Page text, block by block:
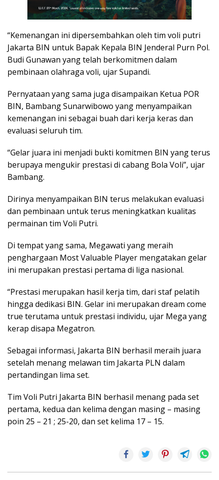
“Kemenangan ini dipersembahkan oleh tim voli putri
Jakarta BIN untuk Bapak Kepala BIN Jenderal Purn Pol.
Budi Gunawan yang telah berkomitmen dalam
pembinaan olahraga voli, ujar Supandi.
Pernyataan yang sama juga disampaikan Ketua POR
BIN, Bambang Sunarwibowo yang menyampaikan
kemenangan ini sebagai buah dari kerja keras dan
evaluasi seluruh tim.
“Gelar juara ini menjadi bukti komitmen BIN yang terus
berupaya mengukir prestasi di cabang Bola Voli”, ujar
Bambang.
Dirinya menyampaikan BIN terus melakukan evaluasi
dan pembinaan untuk terus meningkatkan kualitas
permainan tim Voli Putri.
Di tempat yang sama, Megawati yang meraih
penghargaan Most Valuable Player mengatakan gelar
ini merupakan prestasi pertama di liga nasional.
“Prestasi merupakan hasil kerja tim, dari staf pelatih
hingga dedikasi BIN. Gelar ini merupakan dream come
true terutama untuk prestasi individu, ujar Mega yang
kerap disapa Megatron.
Sebagai informasi, Jakarta BIN berhasil meraih juara
setelah menang melawan tim Jakarta PLN dalam
pertandingan lima set.
Tim Voli Putri Jakarta BIN berhasil menang pada set
pertama, kedua dan kelima dengan masing – masing
poin 25 – 21 ; 25-20, dan set kelima 17 – 15.